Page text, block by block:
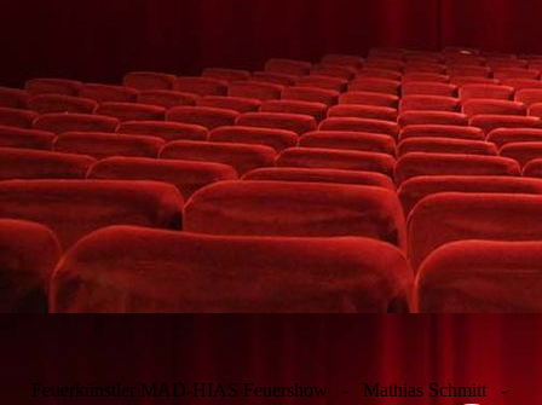
Feuerkünstler MAD-HIAS Feuershow - Mathias Schmitt -